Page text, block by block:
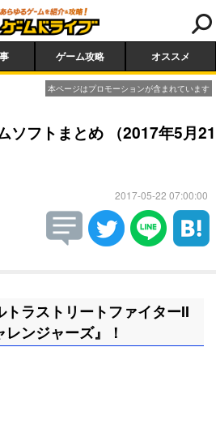
ゲーム攻略 オススメ
本ページはプロモーションが含まれています
ソフトまとめ （2017年5月21
2017-05-22 07:00:00
ラストリートファイターII
ンジャーズ』！